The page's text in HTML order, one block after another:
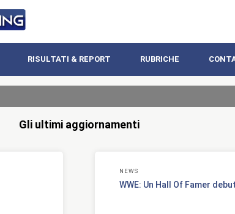
RISULTATI & REPORT RUBRICHE
Gli ultimi aggiornamenti
NEWS
WWE: Un Hall Of Famer